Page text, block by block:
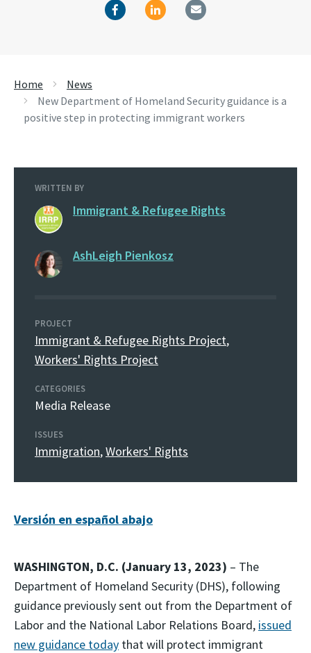
Home
News
New Department of Homeland Security guidance is a
positive step in protecting immigrant workers
WRITTEN BY
Immigrant & Refugee Rights
AshLeigh Pienkosz
PROJECT
Immigrant & Refugee Rights Project,
Workers' Rights Project
CATEGORIES
Media Release
ISSUES
Immigration,Workers' Rights
Versión en español abajo
WASHINGTON, D.C. (January 13, 2023) – The
Department of Homeland Security (DHS), following
guidance previously sent out from the Department of
Labor and the National Labor Relations Board, issued
new guidance today that will protect immigrant